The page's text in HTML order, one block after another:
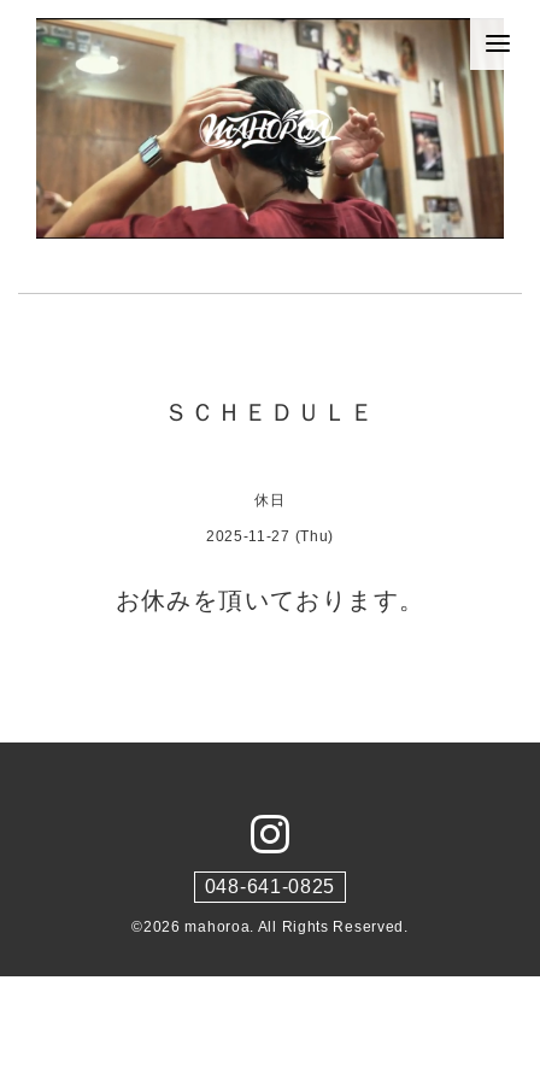
ＳＣＨＥＤＵＬＥ
休日
2025-11-27 (Thu)
お休みを頂いております。
048-641-0825
©2026mahoroa. All Rights Reserved.